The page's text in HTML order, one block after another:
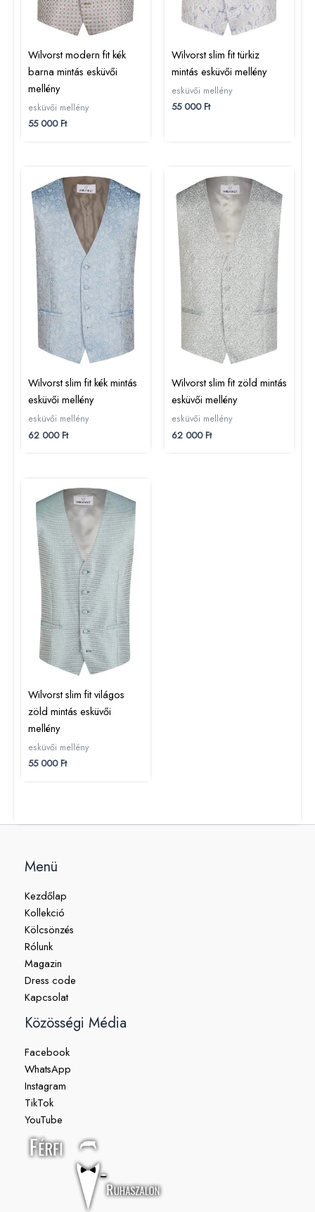
Wilvorst modern fit kék
barna mintás esküvői
mellény
esküvői mellény
55 000Ft
Wilvorst slim fit türkiz
mintás esküvői mellény
esküvői mellény
55 000Ft
Wilvorst slim fit kék mintás
esküvői mellény
esküvői mellény
62 000Ft
Wilvorst slim fit zöld mintás
esküvői mellény
esküvői mellény
62 000Ft
Wilvorst slim fit világos
zöld mintás esküvői
mellény
esküvői mellény
55 000Ft
Menü
Kezdőlap
Kollekció
Kölcsönzés
Rólunk
Magazin
Dress code
Kapcsolat
Közösségi Média
Facebook
WhatsApp
Instagram
TikTok
YouTube